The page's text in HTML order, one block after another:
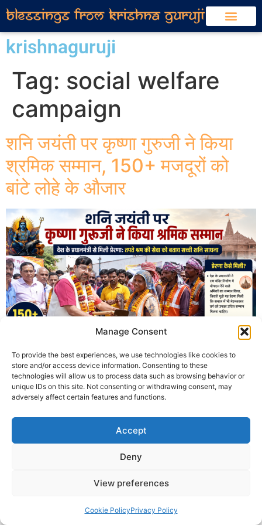
Manage Consent
To provide the best experiences, we use technologies like cookies to
store and/or access device information. Consenting to these
technologies will allow us to process data such as browsing behavior or
unique IDs on this site. Not consenting or withdrawing consent, may
adversely affect certain features and functions.
Accept
Deny
View preferences
Cookie PolicyPrivacy Policy
krishnaguruji
Tag: social welfare
campaign
शनि जयंती पर कृष्णा गुरुजी ने किया
श्रमिक सम्मान, 150+ मजदूरों को
बांटे लोहे के औजार
शनि जयंती एवं शनिचर अमावस्या पर उज्जैन में कृष्णा गुरुजी द्वारा 150 से
अधिक श्रमिकों का सम्मान कर उन्हें गैती, फावड़ा, तगारी सहित आवश्यक
लोहे के औजार वितरित किए गए। राम मंदिर निर्माण श्रमिकों के सम्मान से
प्रेरित इस अभियान ने श्रम सम्मान और मानव सेवा का संदेश दिया।
Privacy Policy